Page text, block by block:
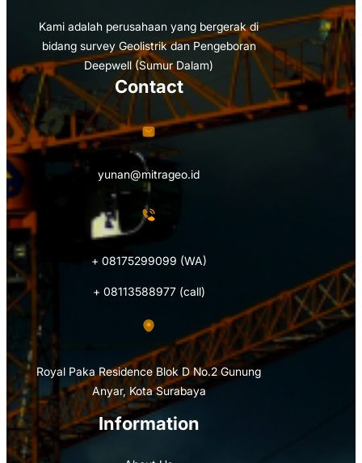
Kami adalah perusahaan yang bergerak di
bidang survey Geolistrik dan Pengeboran
Deepwell (Sumur Dalam)
Information
Contact
yunan@mitrageo.id
+ 08175299099 (WA)
+ 08113588977 (call)
Royal Paka Residence Blok D No.2 Gunung
Anyar, Kota Surabaya